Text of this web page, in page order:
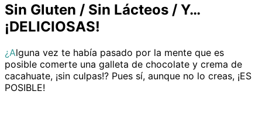
Sin Gluten / Sin Lácteos / Y…
¡DELICIOSAS!
¿Alguna vez te había pasado por la mente que es
posible comerte una galleta de chocolate y crema de
cacahuate, ¡sin culpas!? Pues sí, aunque no lo creas, ¡ES
POSIBLE!